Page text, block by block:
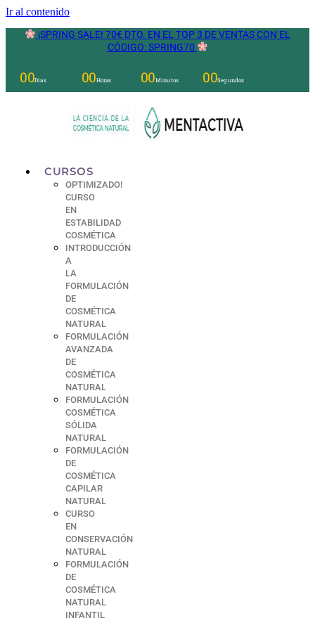
Ir al contenido
¡SPRING SALE! 70€ DTO. EN EL TOP 3 DE VENTAS CON EL
CÓDIGO: SPRING70
00Días 00Horas 00Minutos 00Segundos
CURSOS
OPTIMIZADO!
CURSO
EN
ESTABILIDAD
COSMÉTICA
INTRODUCCIÓN
A
LA
FORMULACIÓN
DE
COSMÉTICA
NATURAL
FORMULACIÓN
AVANZADA
DE
COSMÉTICA
NATURAL
FORMULACIÓN
COSMÉTICA
SÓLIDA
NATURAL
FORMULACIÓN
DE
COSMÉTICA
CAPILAR
NATURAL
CURSO
EN
CONSERVACIÓN
NATURAL
FORMULACIÓN
DE
COSMÉTICA
NATURAL
INFANTIL